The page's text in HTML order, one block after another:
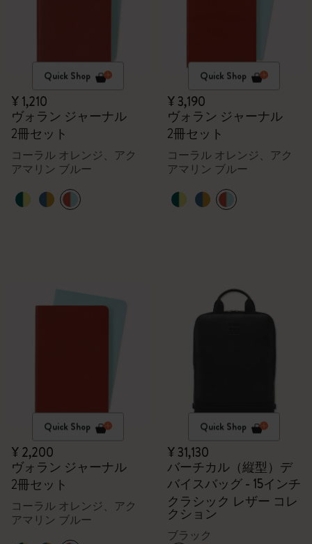
Quick Shop
¥ 1,210
ヴォラン ジャーナル
2冊セット
コーラル オレンジ、アク
アマリン ブルー
Quick Shop
¥ 3,190
ヴォラン ジャーナル
2冊セット
コーラル オレンジ、アク
アマリン ブルー
Quick Shop
¥ 2,200
ヴォラン ジャーナル
2冊セット
コーラル オレンジ、アク
アマリン ブルー
Quick Shop
¥ 31,130
バーチカル（縦型）デ
バイスバッグ - 15インチ
クラシック レザー コレ
クション
ブラック